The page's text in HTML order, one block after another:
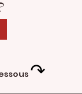
↷